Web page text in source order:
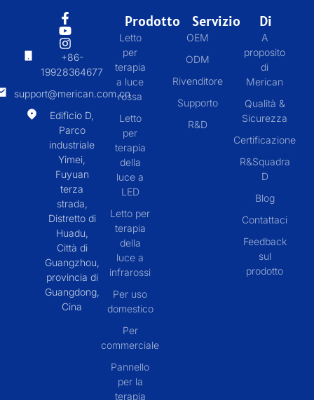
+86-
19928364677
support@merican.com.cn
Edificio D,
Parco
industriale
Yimei,
Fuyuan
terza
strada,
Distretto di
Huadu,
Città di
Guangzhou,
provincia di
Guangdong,
Cina
Prodotto
Letto
per
terapia
a luce
rossa
Letto
per
terapia
della
luce a
LED
Letto per
terapia
della
luce a
infrarossi
Per uso
domestico
Per
commerciale
Pannello
per la
terapia
Servizio
OEM
ODM
Rivenditore
Supporto
R&D
Di
A
proposito
di
Merican
Qualità &
Sicurezza
Certificazione
R&Squadra
D
Blog
Contattaci
Feedback
sul
prodotto